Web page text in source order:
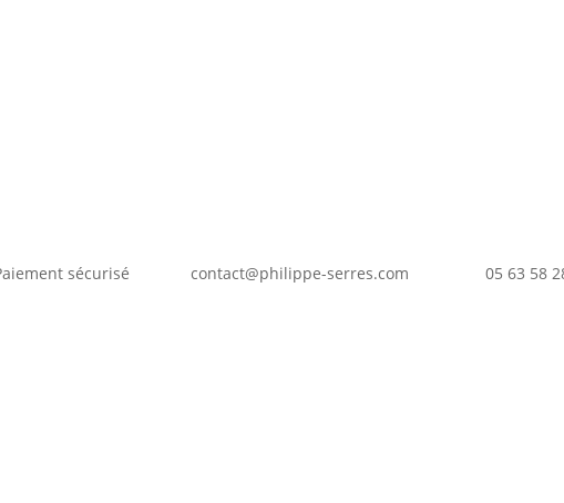
sécurisé contact@philippe-serres.com 05 63 58